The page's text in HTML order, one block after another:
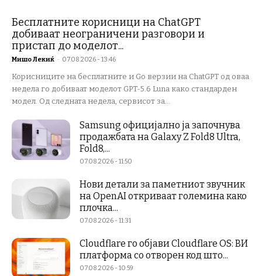
Бесплатните корисници на ChatGPT
добиваат неограничени разговори и
пристап до моделот...
Мишо Лекиќ - 07.08.2026 - 13:46
Корисниците на бесплатните и Go верзии на ChatGPT од оваа
недела го добиваат моделот GPT-5.6 Luna како стандарден
модел. Од следната недела, сервисот за...
Samsung официјално ја започнува
продажбата на Galaxy Z Fold8 Ultra,
Fold8,...
07.08.2026 - 11:50
Нови детали за паметниот звучник
на OpenAI откриваат големина како
плочка...
07.08.2026 - 11:31
Cloudflare го објави Cloudflare OS: ВИ
платформа со отворен код што...
07.08.2026 - 10:59